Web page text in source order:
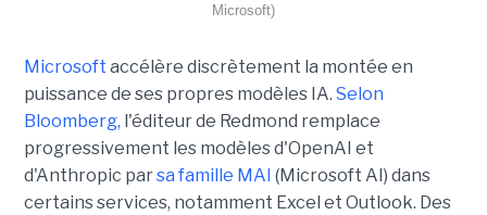
Microsoft)
Microsoft accélère discrètement la montée en
puissance de ses propres modèles IA. Selon
Bloomberg, l'éditeur de Redmond remplace
progressivement les modèles d'OpenAI et
d'Anthropic parsa famille MAI (Microsoft AI) dans
certains services, notamment Excel et Outlook. Des